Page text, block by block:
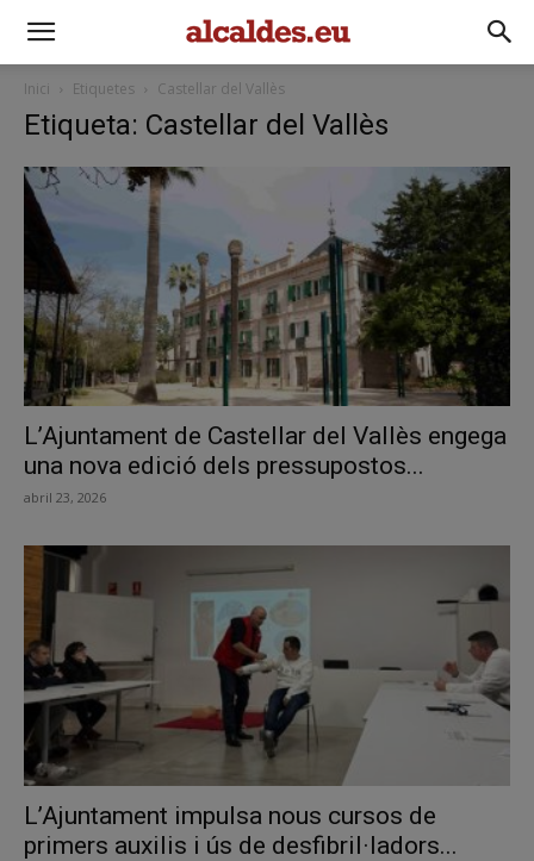
Inici Etiquetes Castellar del Vallès
Etiqueta: Castellar del Vallès
L’Ajuntament de Castellar del Vallès engega
una nova edició dels pressupostos...
abril 23, 2026
L’Ajuntament impulsa nous cursos de
primers auxilis i ús de desfibril·ladors...